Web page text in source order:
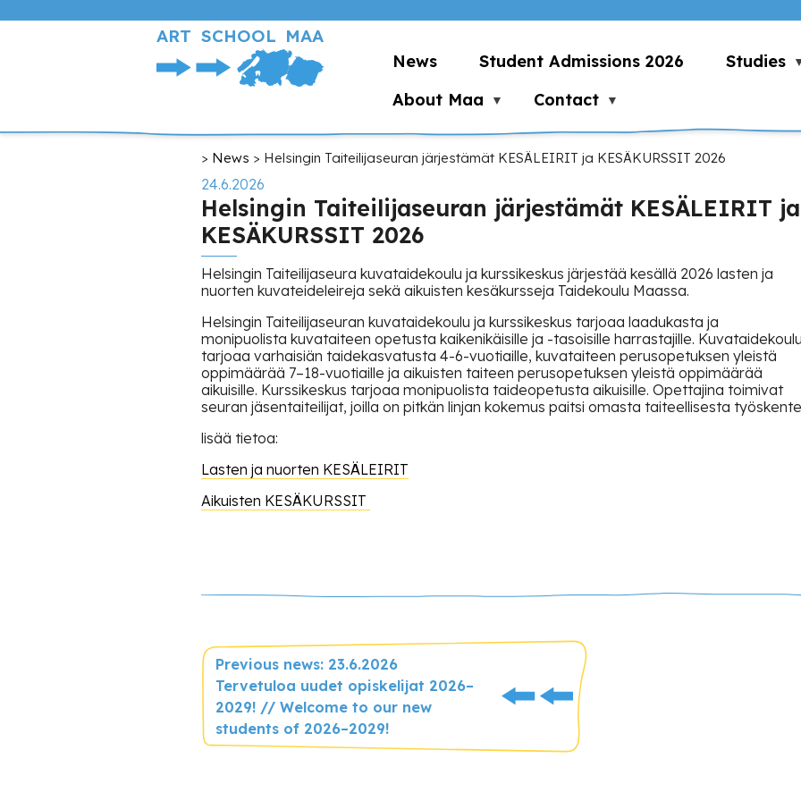
ART SCHOOL MAA
News Student Admissions 2026
Studies
About Maa
Contact
Breadcrumb
News Helsingin Taiteilijaseuran järjestämät KESÄLEIRIT ja KESÄKURSSIT 2026
24.6.2026
Helsingin Taiteilijaseuran järjestämät KESÄLEIRIT ja
KESÄKURSSIT 2026
Helsingin Taiteilijaseura kuvataidekoulu ja kurssikeskus järjestää kesällä 2026 lasten ja
nuorten kuvateideleireja sekä aikuisten kesäkursseja Taidekoulu Maassa.
Helsingin Taiteilijaseuran kuvataidekoulu ja kurssikeskus tarjoaa laadukasta ja
monipuolista kuvataiteen opetusta kaikenikäisille ja -tasoisille harrastajille.
tarjoaa varhaisiän taidekasvatusta 4-6-vuotiaille, kuvataiteen perusopetuksen yleistä
oppimäärää 7–18-vuotiaille ja aikuisten taiteen perusopetuksen yleistä oppimäärää
aikuisille. Kurssikeskus tarjoaa monipuolista taideopetusta aikuisille. Opettajina toimivat
seuran jäsentaiteilijat, joilla on pitkän linjan kokemus paitsi omasta taiteellisesta
lisää tietoa:
Lasten ja nuorten KESÄLEIRIT
Aikuisten KESÄKURSSIT
Previous news: 23.6.2026
Tervetuloa uudet opiskelijat 2026–
2029! // Welcome to our new
students of 2026–2029!